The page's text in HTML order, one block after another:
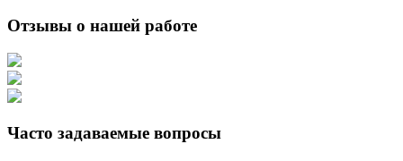
Отзывы о нашей работе
Часто задаваемые вопросы